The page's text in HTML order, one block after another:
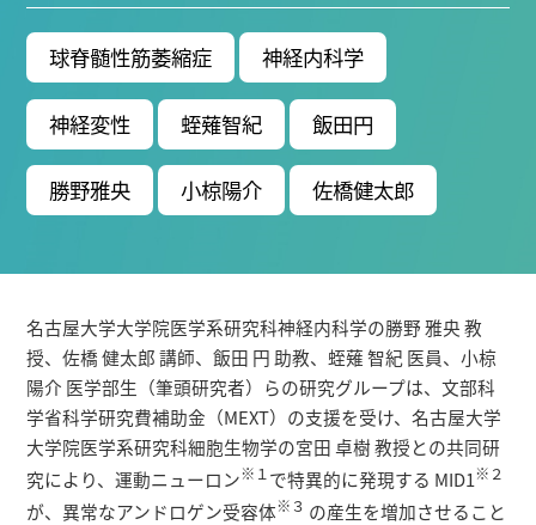
宇宙 (21)
創薬科学研究科 (20)
シロイヌナズ
ナ (19)
オーロラ (17)
Research VIDEOS
Researchers' VOICE
名古屋大学基金
研究者総覧
球脊髄性筋萎縮症 神経内科学
神経変性 蛭薙智紀 飯田円
勝野雅央 小椋陽介 佐橋健太郎
名古屋大学大学院医学系研究科神経内科学の勝野 雅央 教
授、佐橋 健太郎 講師、飯田 円 助教、蛭薙 智紀 医員、小椋
陽介 医学部生（筆頭研究者）らの研究グループは、文部科
学省科学研究費補助金（MEXT）の支援を受け、名古屋大学
大学院医学系研究科細胞生物学の宮田 卓樹 教授との共同研
究により、運動ニューロン※１ で特異的に発現する MID1 ※２
が、異常なアンドロゲン受容体※３ の産生を増加させること